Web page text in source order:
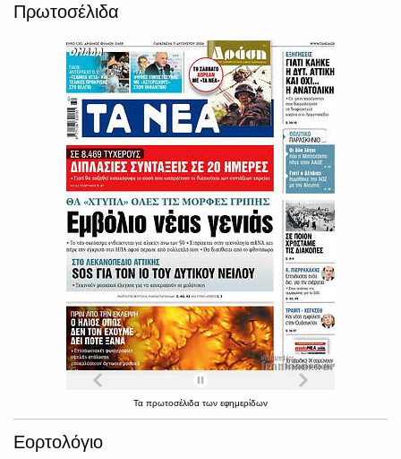
Πρωτοσέλιδα
Τα πρωτοσέλιδα των εφημερίδων
Εορτολόγιο